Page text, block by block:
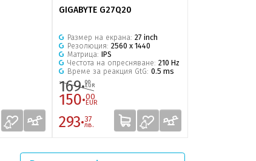
GIGABYTE G27Q20
Размер на екрана: 27 inch
Резолюция: 2560 x 1440
Матрица: IPS
Честота на опресняване: 210 Hz
Време за реакция GtG: 0.5 ms
169·00
EUR
150·00
EUR
293·37
лв.